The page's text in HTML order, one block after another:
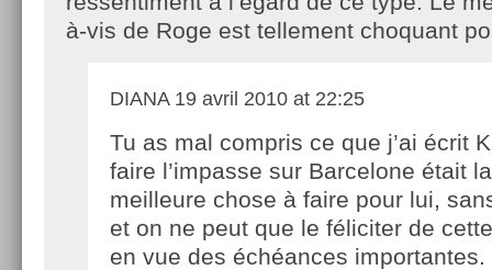
à-vis de Roge est tellement choquant
DIANA19 avril 2010 at 22:25
Tu as mal compris ce que j’ai écrit
faire l’impasse sur Barcelone était la
meilleure chose à faire pour lui,
et on ne peut que le féliciter de
en vue des échéances importantes.